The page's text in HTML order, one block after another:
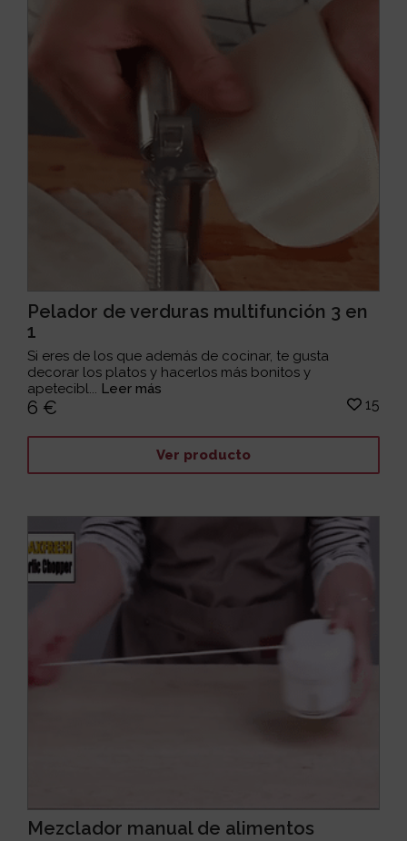
Pelador de verduras multifunción 3 en
1
Si eres de los que además de cocinar, te gusta
decorar los platos y hacerlos más bonitos y
apetecibl... Leer más
6 € 15
Ver producto
Mezclador manual de alimentos